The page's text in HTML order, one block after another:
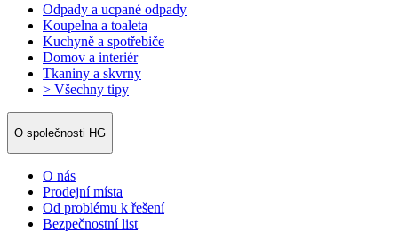
Odpady a ucpané odpady
Koupelna a toaleta
Kuchyně a spotřebiče
Domov a interiér
Tkaniny a skvrny
> Všechny tipy
O společnosti HG
O nás
Prodejní místa
Od problému k řešení
Bezpečnostní list